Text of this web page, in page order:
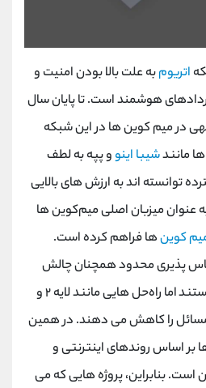
اتریومبه علت بالا بودن امنیت و
هوشمند است. تا پایان سال
در میم کوین ها در این شبکه
مانندشیبا اینوو پپه به لطف
توانسته اند به ارزش های بالایی
‌عنوان میزبان اصلی میم‌کوین ‌ها
کوین‌ها فراهم کرده است.
پذیری محدود همچنان چالش‌
هایی برای کاربران شبکه هستند اما راه‌حل ‌هایی مانند لایه ۲ و
را کاهش می‌ دهند. در همین
اساس روندهای اینترنتی و
است. بنابراین، پروژه هایی که می